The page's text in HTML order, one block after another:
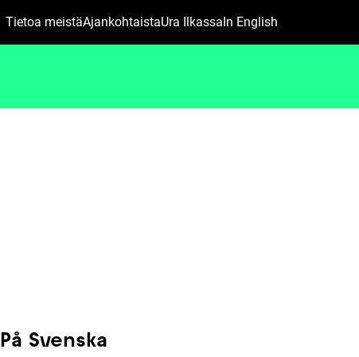
Main
Tietoa meistäAjankohtaistaUra IlkassaIn English
På Svenska